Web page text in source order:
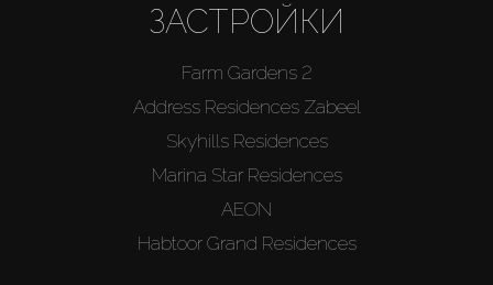
ЗАСТРОЙКИ
Farm Gardens 2
Address Residences Zabeel
Skyhills Residences
Marina Star Residences
AEON
Habtoor Grand Residences